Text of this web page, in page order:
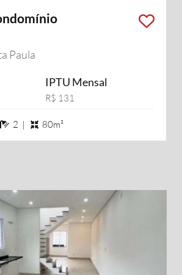
Paula
IPTU Mensal
R$ 131
2 banheiros
2 | 80m²